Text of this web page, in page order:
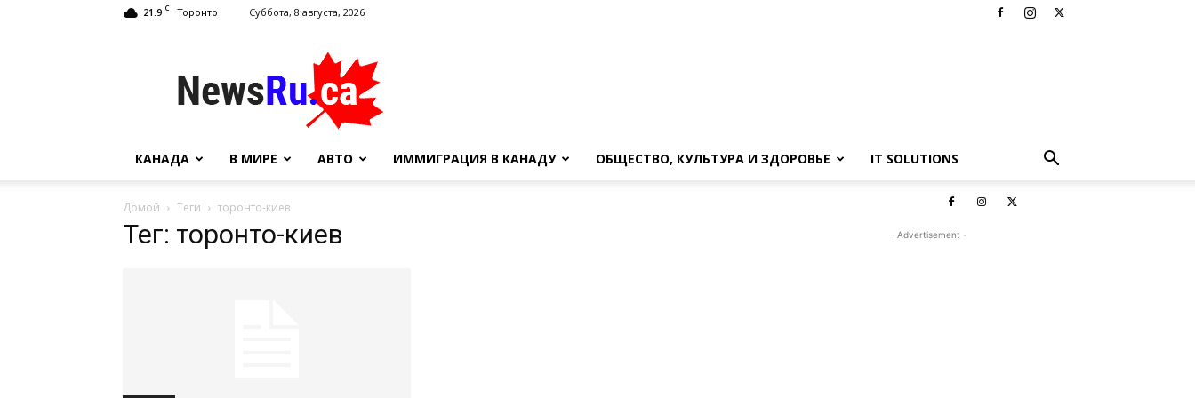
21.9 C Торонто Суббота, 8 августа, 2026
NewsRu.Ca
КАНАДА В МИРЕ АВТО ИММИГРАЦИЯ В КАНАДУ ОБЩЕСТВО, КУЛЬТУРА И ЗДОРОВЬЕ IT SOLUTIONS
Домой Теги торонто-киев
Тег: торонто-киев - Advertisement -